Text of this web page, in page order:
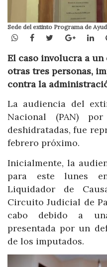
Sede del extinto Programa de
WhatsApp
Facebook
TwitterGoogle+
El caso involucra a un
otras tres personas,
contra la
La audiencia del
Nacional (PAN)
deshidratadas, fue
febrero próximo.
Inicialmente, la
para este lunes
Liquidador de
Circuito Judicial de
cabo debido a
presentada por un
de los imputados.